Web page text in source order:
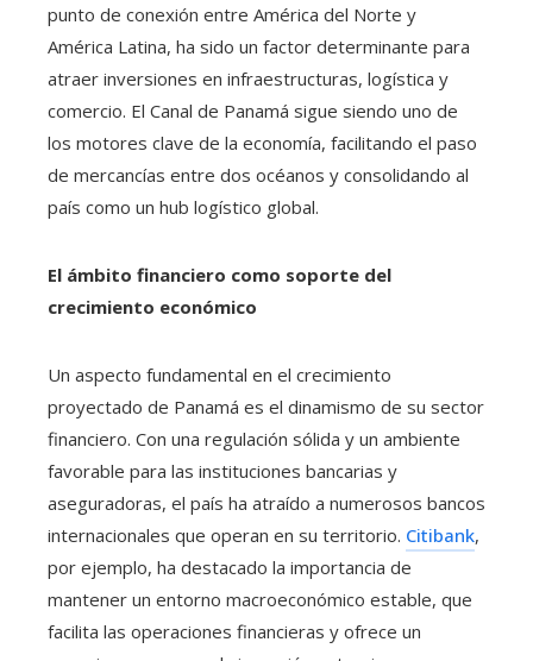
punto de conexión entre América del Norte y
América Latina, ha sido un factor determinante para
atraer inversiones en infraestructuras, logística y
comercio. El Canal de Panamá sigue siendo uno de
los motores clave de la economía, facilitando el paso
de mercancías entre dos océanos y consolidando al
país como un hub logístico global.
El ámbito financiero como soporte del
crecimiento económico
Un aspecto fundamental en el crecimiento
proyectado de Panamá es el dinamismo de su sector
financiero. Con una regulación sólida y un ambiente
favorable para las instituciones bancarias y
aseguradoras, el país ha atraído a numerosos bancos
internacionales que operan en su territorio. Citibank,
por ejemplo, ha destacado la importancia de
mantener un entorno macroeconómico estable, que
facilita las operaciones financieras y ofrece un